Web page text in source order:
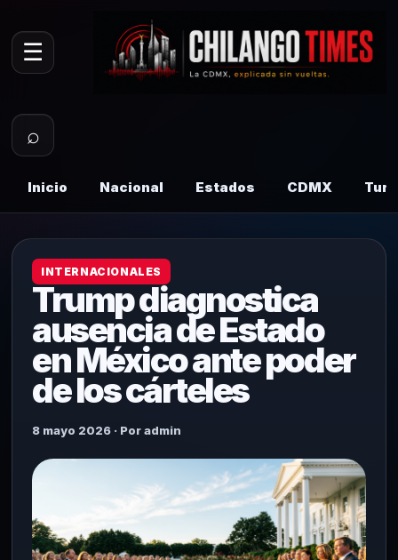
☰
⌕
Inicio Nacional Estados CDMX
INTERNACIONALES
Trump diagnostica
ausencia de Estado
en México ante poder
de los cárteles
8 mayo 2026 · Por admin